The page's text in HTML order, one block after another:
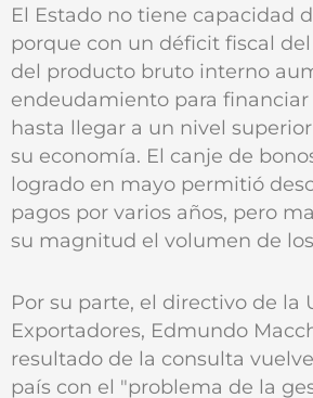
El Estado no tiene capacidad
porque con un déficit fiscal
del producto bruto interno
endeudamiento para
hasta llegar a un nivel
su economía. El canje de
logrado en mayo permitió
pagos por varios años, pero
su magnitud el volumen de
Por su parte, el directivo de la
Exportadores, Edmundo
resultado de la consulta
país con el "problema de la